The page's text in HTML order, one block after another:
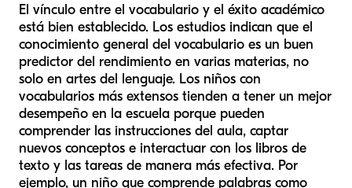
El vínculo entre el vocabulario y el éxito académico
está bien establecido. Los estudios indican que el
conocimiento general del vocabulario es un buen
predictor del rendimiento en varias materias, no
solo en artes del lenguaje. Los niños con
vocabularios más extensos tienden a tener un mejor
desempeño en la escuela porque pueden
comprender las instrucciones del aula, captar
nuevos conceptos e interactuar con los libros de
texto y las tareas de manera más efectiva. Por
ejemplo, un niño que comprende palabras como